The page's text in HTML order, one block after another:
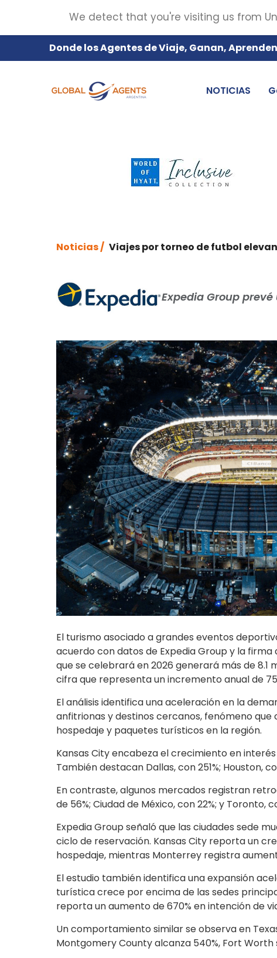
Donde los Agentes de Viaje, Ganan,
NOTICIAS
Noticias / Viajes por torneo de futbol
Expedia Group
El turismo asociado a grandes eventos
acuerdo con datos de Expedia Group y la
que se celebrará en 2026 generará más de
cifra que representa un incremento anual de
El análisis identifica una aceleración en la
anfitrionas y destinos cercanos, fenómeno
hospedaje y paquetes turísticos en la región.
Kansas City encabeza el crecimiento en
También destacan Dallas, con 251%; Houston,
En contraste, algunos mercados registran
de 56%; Ciudad de México, con 22%; y Toronto,
Expedia Group señaló que las ciudades sede
ciclo de reservación. Kansas City reporta un
hospedaje, mientras Monterrey registra
El estudio también identifica una expansión
turística crece por encima de las sedes
reporta un aumento de 670% en intención de
Un comportamiento similar se observa en
Montgomery County alcanza 540%, Fort Worth
We detect that you're visiting us from